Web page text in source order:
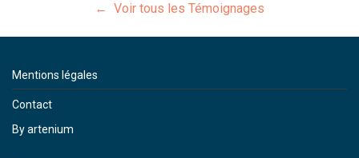
← Voir tous les Témoignages
Mentions légales
Contact
By artenium